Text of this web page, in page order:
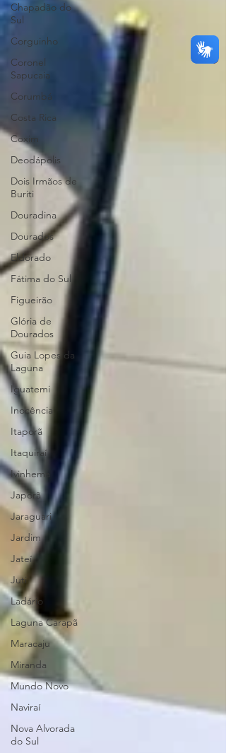
Chapadão do
Sul
Corguinho
Coronel
Sapucaia
Corumbá
Costa Rica
Coxim
Deodápolis
Dois Irmãos de
Buriti
Douradina
Dourados
Eldorado
Fátima do Sul
Figueirão
Glória de
Dourados
Guia Lopes da
Laguna
Iguatemi
Inocência
Itaporã
Itaquiraí
Ivinhema
Japorã
Jaraguari
Jardim
Jateí
Juti
Ladário
Laguna Carapã
Maracaju
Miranda
Mundo Novo
Naviraí
Nova Alvorada
do Sul